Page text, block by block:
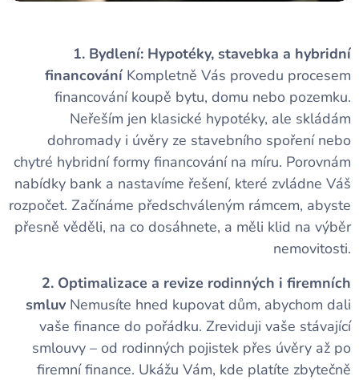
1. Bydlení: Hypotéky, stavebka a hybridní
financování Kompletně Vás provedu procesem
financování koupě bytu, domu nebo pozemku.
Neřeším jen klasické hypotéky, ale skládám
dohromady i úvěry ze stavebního spoření nebo
chytré hybridní formy financování na míru. Porovnám
nabídky bank a nastavíme řešení, které zvládne Váš
rozpočet. Začínáme předschváleným rámcem, abyste
přesně věděli, na co dosáhnete, a měli klid na výběr
nemovitosti.
2. Optimalizace a revize rodinných i firemních
smluv Nemusíte hned kupovat dům, abychom dali
vaše finance do pořádku. Zreviduji vaše stávající
smlouvy – od rodinných pojistek přes úvěry až po
firemní finance. Ukážu Vám, kde platíte zbytečně